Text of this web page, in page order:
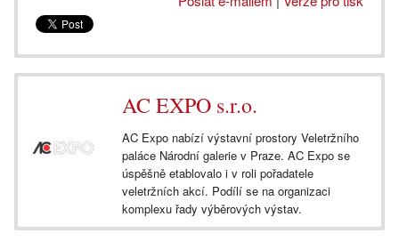
AC EXPO s.r.o.
AC Expo nabízí výstavní prostory Veletržního
paláce Národní galerie v Praze. AC Expo se
úspěšně etablovalo i v roli pořadatele
veletržních akcí. Podílí se na organizaci
komplexu řady výběrových výstav.